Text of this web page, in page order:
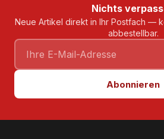
Nichts
Neue Artikel direkt in Ihr Postfach —
abbestellbar.
Abonnieren